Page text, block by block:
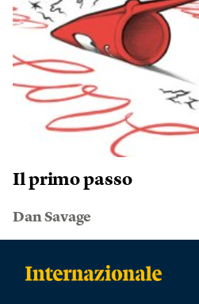
Il primo passo
Dan Savage